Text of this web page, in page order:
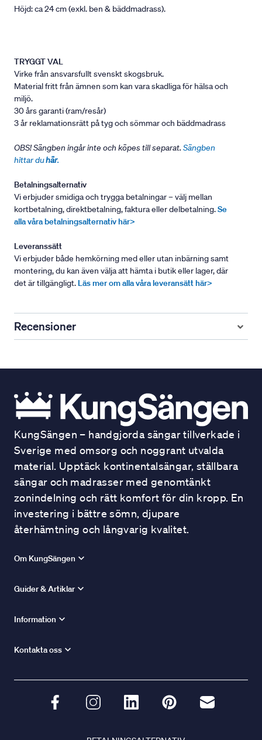
Höjd: ca 24 cm (exkl. ben & bäddmadrass).
TRYGGT VAL
Virke från ansvarsfullt svenskt skogsbruk.
Material fritt från ämnen som kan vara skadliga för hälsa och
miljö.
30 års garanti (ram/resår)
3 år reklamationsrätt på tyg och sömmar och bäddmadrass
OBS! Sängben ingår inte och köpes till separat. Sängben
hittar duhär.
Betalningsalternativ
Vi erbjuder smidiga och trygga betalningar – välj mellan
kortbetalning, direktbetalning, faktura eller delbetalning.Se
alla våra betalningsalternativ här>
Leveranssätt
Vi erbjuder både hemkörning med eller utan inbärning samt
montering, du kan även välja att hämta i butik eller lager, där
det är tillgängligt. Läs mer om alla våra leveransätt här>
Recensioner
KungSängen – handgjorda sängar tillverkade i
Sverige med omsorg och noggrant utvalda
material. Upptäck kontinentalsängar, ställbara
sängar och madrasser med genomtänkt
zonindelning och rätt komfort för din kropp. En
investering i bättre sömn, djupare
återhämtning och långvarig kvalitet.
Om KungSängen
Guider & Artiklar
Information
Kontakta oss